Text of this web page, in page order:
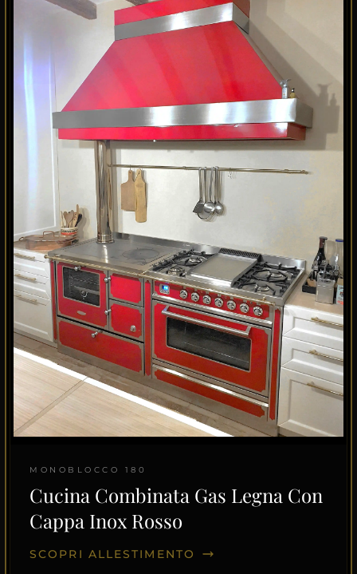
MONOBLOCCO 180
Cucina Combinata Gas Legna Con
Cappa Inox Rosso
SCOPRI ALLESTIMENTO